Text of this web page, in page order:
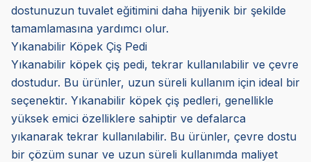
dostunuzun tuvalet eğitimini daha hijyenik bir şekilde
tamamlamasına yardımcı olur.
Yıkanabilir Köpek Çiş Pedi
Yıkanabilir köpek çiş pedi, tekrar kullanılabilir ve çevre
dostudur. Bu ürünler, uzun süreli kullanım için ideal bir
seçenektir. Yıkanabilir köpek çiş pedleri, genellikle
yüksek emici özelliklere sahiptir ve defalarca
yıkanarak tekrar kullanılabilir. Bu ürünler, çevre dostu
bir çözüm sunar ve uzun süreli kullanımda maliyet